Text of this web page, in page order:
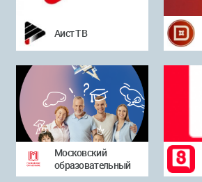
Аист ТВ
Московский
образовательный